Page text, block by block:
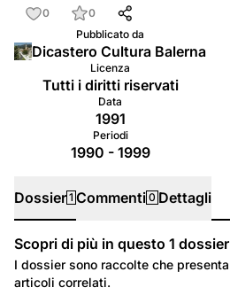
0
0
Pubblicato da
Dicastero Cultura Balerna
Licenza
Tutti i diritti riservati
Data
1991
Periodi
1990 - 1999
Dossier 1 Commenti 0 Dettagli
Dossier
Scopri di più in questo 1 dossier
I dossier sono raccolte che
articoli correlati.